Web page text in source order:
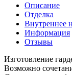
Описание
Отделка
Внутреннее
Информация
Отзывы
Изготовление
Возможно